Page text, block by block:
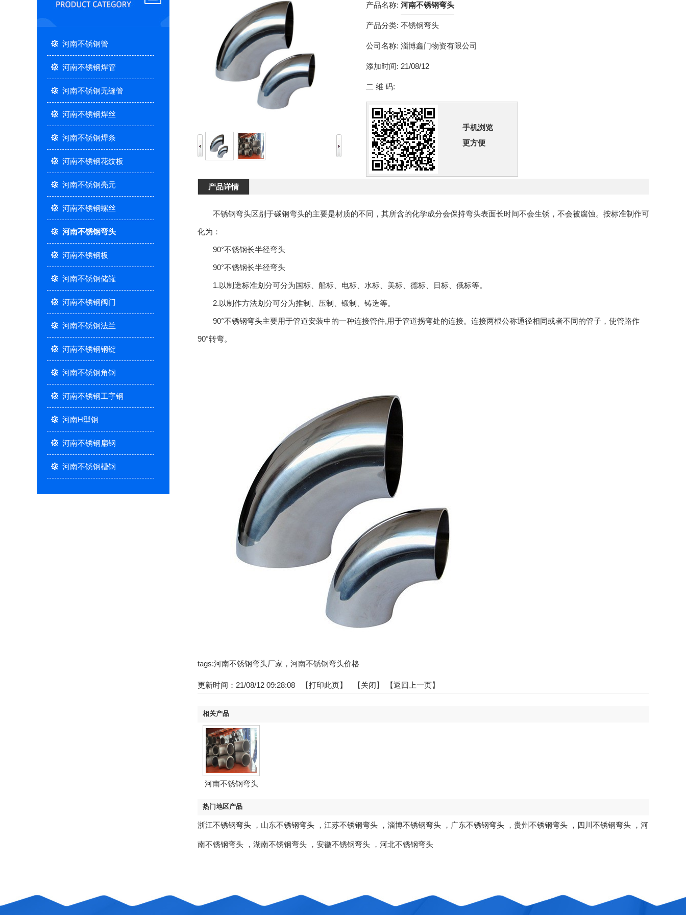
河南不锈钢管
河南不锈钢焊管
河南不锈钢无缝管
河南不锈钢焊丝
河南不锈钢焊条
河南不锈钢花纹板
河南不锈钢亮元
河南不锈钢螺丝
河南不锈钢弯头
河南不锈钢板
河南不锈钢储罐
河南不锈钢阀门
河南不锈钢法兰
河南不锈钢钢锭
河南不锈钢角钢
河南不锈钢工字钢
河南H型钢
河南不锈钢扁钢
河南不锈钢槽钢
产品名称: 河南不锈钢弯头
产品分类: 不锈钢弯头
公司名称: 淄博鑫门物资有限公司
添加时间: 21/08/12
二 维 码:
手机浏览
更方便
产品详情
不锈钢弯头区别于碳钢弯头的主要是材质的不同，其所含的化学成分会保持弯头表面长时间不会生锈，不会被腐蚀。按标准制作可
化为：
90°不锈钢长半径弯头
90°不锈钢长半径弯头
1.以制造标准划分可分为国标、船标、电标、水标、美标、德标、日标、俄标等。
2.以制作方法划分可分为推制、压制、锻制、铸造等。
90°不锈钢弯头主要用于管道安装中的一种连接管件,用于管道拐弯处的连接。连接两根公称通径相同或者不同的管子，使管路作
90°转弯。
tags:河南不锈钢弯头厂家，河南不锈钢弯头价格
更新时间：21/08/12 09:28:08 【打印此页】 【关闭】 【返回上一页】
相关产品
河南不锈钢弯头
热门地区产品
浙江不锈钢弯头 ， 山东不锈钢弯头 ， 江苏不锈钢弯头 ， 淄博不锈钢弯头 ， 广东不锈钢弯头 ， 贵州不锈钢弯头 ， 四川不锈钢弯头 ， 河
南不锈钢弯头 ， 湖南不锈钢弯头 ， 安徽不锈钢弯头 ， 河北不锈钢弯头